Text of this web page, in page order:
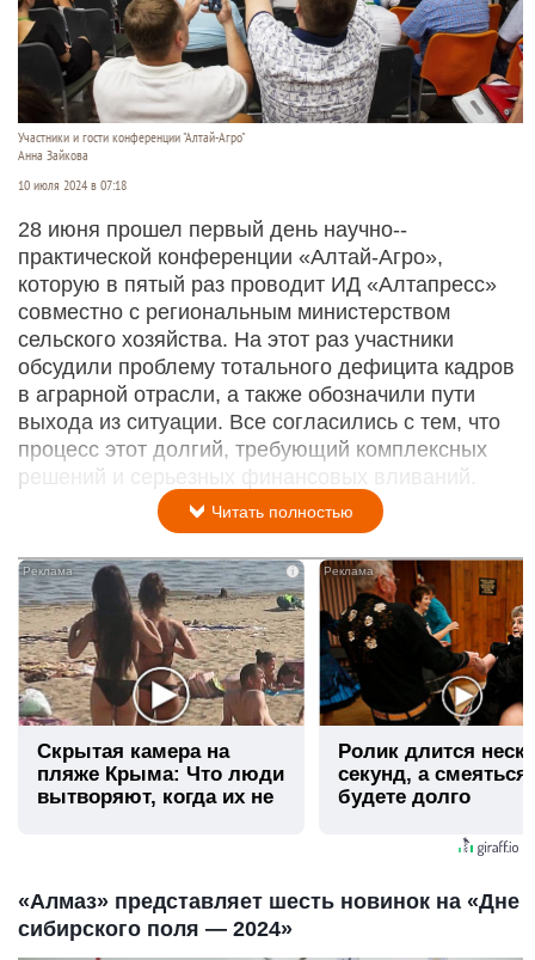
Участники и гости конференции "Алтай-Агро"
Анна Зайкова
10 июля 2024 в 07:18
28 июня прошел первый день научно-­
практической конференции «Алтай-­Агро»,
которую в пятый раз проводит ИД «Алтапресс»
совместно с региональным министерством
сельского хозяйства. На этот раз участники
обсудили проблему тотального дефицита кадров
в аграрной отрасли, а также обозначили пути
выхода из ситуации. Все согласились с тем, что
процесс этот долгий, требующий комплексных
решений и серьезных финансовых вливаний.
Читать полностью
i
Скрытая камера на
пляже Крыма: Что люди
вытворяют, когда их не
Ролик длится
секунд, а
будете долго
«Алмаз» представляет шесть новинок на «Дне
сибирского поля — 2024»